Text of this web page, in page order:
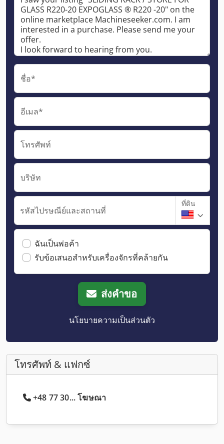
ชื่อ*
อีเมล*
โทรศัพท์
บริษัท
รหัสไปรษณีย์และสถานที่
ที่ดิน
ฉันเป็นพ่อค้า
รับข้อเสนอสำหรับเครื่องจักรที่คล้ายกัน
ส่งคำขอ
นโยบายความเป็นส่วนตัว
โทรศัพท์ & แฟกซ์
+48 77 30... โฆษณา